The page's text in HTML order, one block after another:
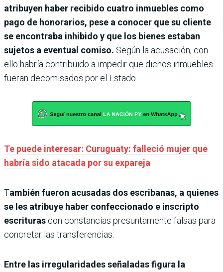
atribuyen haber recibido cuatro inmuebles como
pago de honorarios, pese a conocer que su cliente
se encontraba inhibido y que los bienes estaban
sujetos a eventual comiso. Según la acusación, con
ello habría contribuido a impedir que dichos inmuebles
fueran decomisados por el Estado.
Te puede interesar: Curuguaty: falleció mujer que
habría sido atacada por su expareja
También fueron acusadas dos escribanas, a quienes
se les atribuye haber confeccionado e inscripto
escrituras con constancias presuntamente falsas para
concretar las transferencias.
Entre las irregularidades señaladas figura la